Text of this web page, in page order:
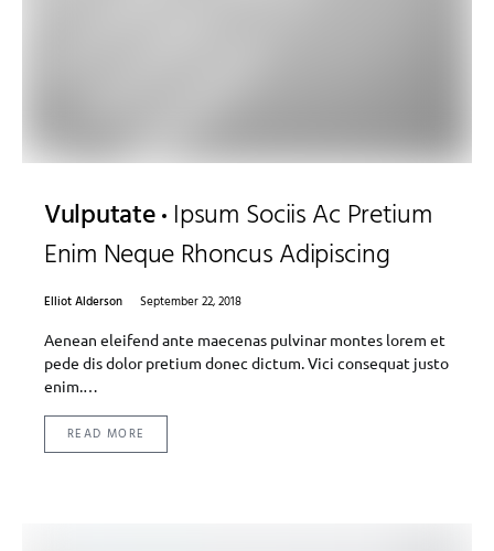
Vulputate Ipsum Sociis Ac Pretium
Enim Neque Rhoncus Adipiscing
Elliot Alderson
September 22, 2018
Aenean eleifend ante maecenas pulvinar montes lorem et
pede dis dolor pretium donec dictum. Vici consequat justo
enim.…
READ MORE